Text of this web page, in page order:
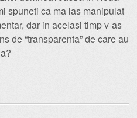
spuneti ca ma las manipulat
dar in acelasi timp v-as
de “transparenta” de care au